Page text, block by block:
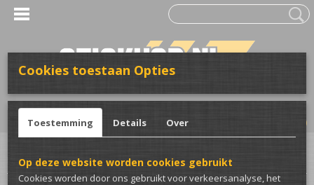
Inloggen Registreren
(0)
Home >Club merch>DS Brotherhood>DS Brotherhood sticker
Cookies toestaan Opties
Toestemming Details Over
Op deze website worden cookies gebruikt
Cookies worden door ons gebruikt voor verkeersanalyse, het